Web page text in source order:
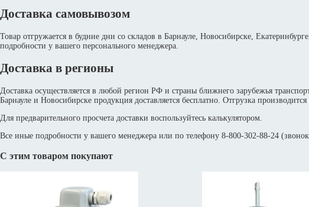
Доставка самовывозом
Товар отгружается в будние дни со складов в Барнауле, Новосибирске,
подробности у вашего персонального менеджера.
Доставка в регионы
Доставка осуществляется в любой регион РФ и страны ближнего зарубежья
Барнауле и Новосибирске продукция доставляется бесплатно. Отгрузка
Для предварительного просчета доставки воспользуйтесь калькулятором.
Все иные подробности у вашего менеджера или по телефону 8-800-302-88-24
С этим товаром покупают